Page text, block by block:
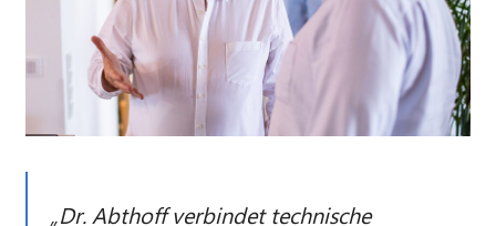
„Dr. Abthoff verbindet technische
Hallo! Was kann ich für Sie tun?